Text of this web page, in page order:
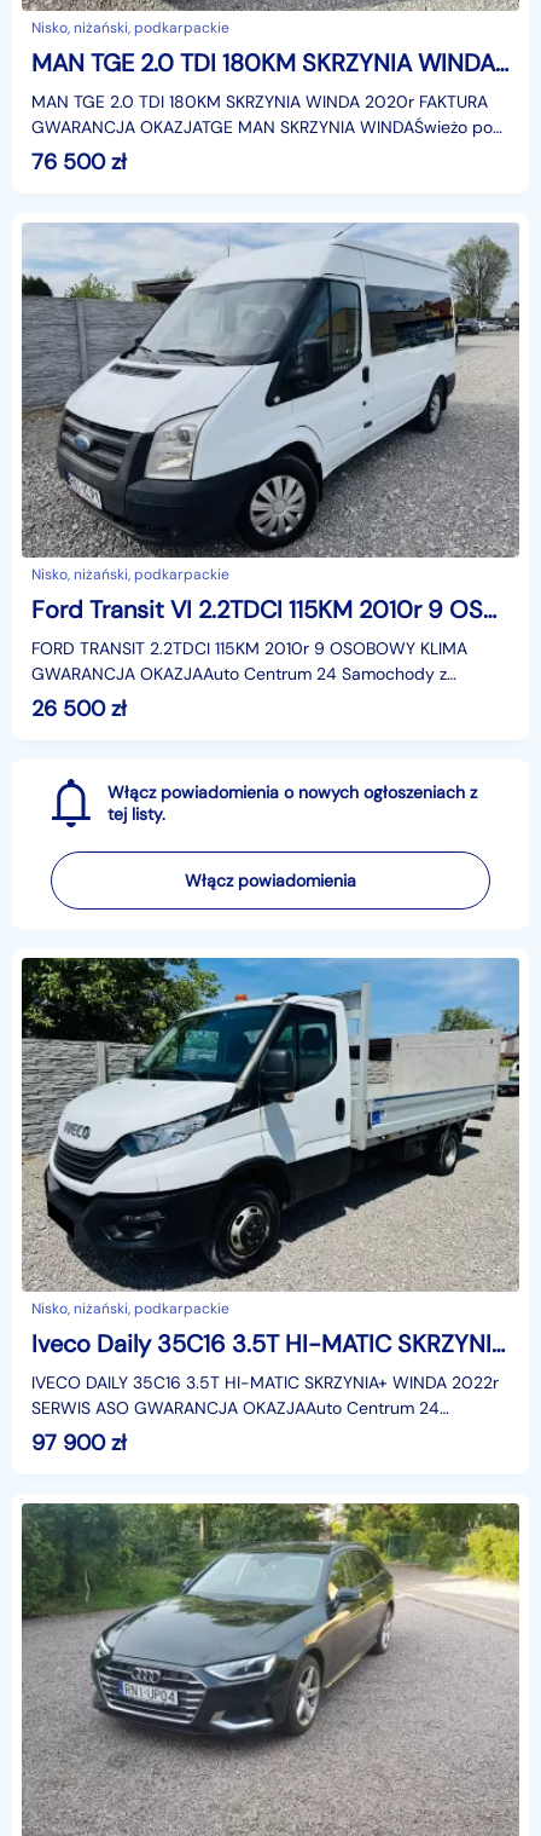
Nisko, niżański, podkarpackie
MAN TGE 2.0 TDI 180KM SKRZYNIA WINDA 2020r FAKTURA GWARANCJA OKAZJA
MAN TGE 2.0 TDI 180KM SKRZYNIA WINDA 2020r FAKTURA
GWARANCJA OKAZJATGE MAN SKRZYNIA WINDAŚwieżo po
serwisie, wymienione wszystkie filtry, olej w silniku i w skr
76 500zł
Nisko, niżański, podkarpackie
Ford Transit VI 2.2TDCI 115KM 2010r 9 OSOBOWY KLIMA GWARANCJA OKAZJA
FORD TRANSIT 2.2TDCI 115KM 2010r 9 OSOBOWY KLIMA
GWARANCJA OKAZJAAuto Centrum 24 Samochody z
Gwarancją !!!– gwarancja legalności pochodzenia pojazdu,–
udokument
26 500zł
Włącz powiadomienia o nowych ogłoszeniach z
tej listy.
Włącz powiadomienia
Nisko, niżański, podkarpackie
Iveco Daily 35C16 3.5T HI-MATIC SKRZYNIA+ WINDA 2022r SERWIS ASO GWARANCJA OKAZJA
IVECO DAILY 35C16 3.5T HI-MATIC SKRZYNIA+ WINDA 2022r
SERWIS ASO GWARANCJA OKAZJAAuto Centrum 24
Samochody z Gwarancją !!!– gwarancja legalności
pochodzenia poj
97 900zł